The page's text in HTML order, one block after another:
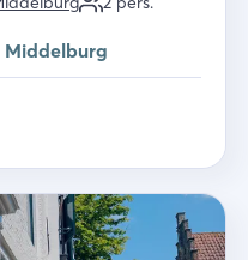
Middelburg